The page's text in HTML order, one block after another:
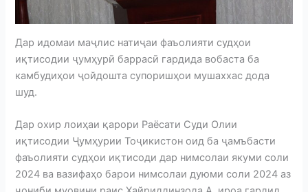
Дар идомаи маҷлис натиҷаи фаъолияти судҳои
иқтисодии ҷумҳурӣ баррасӣ гардида вобаста ба
камбудиҳои ҷойдошта супоришҳои мушаххас дода
шуд.
Дар охир лоиҳаи қарори Раёсати Суди Олии
иқтисодии Ҷумҳурии Тоҷикистон оид ба ҷамъбасти
фаъолияти судҳои иқтисоди дар нимсолаи якуми соли
2024 ва вазифаҳо барои нимсолаи дуюми соли 2024 аз